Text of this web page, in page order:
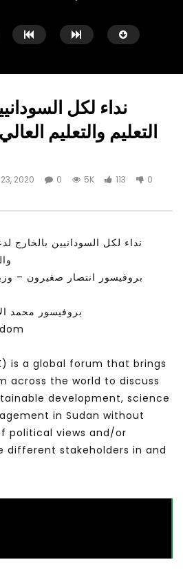
Watch Later
سكاي نيوز
02:27:52
الشباب: التحديات و الفرص
نداء لكل
التعليم والتعليم
2020 0 5K 113 0
نداء لكل السودانيين بالخارج
بروفيسور انتصار صغيرون –
بروفيسور محمد
is a global forum that brings
across the world to discuss
development, science
in Sudan without
political views and/or
different stakeholders in and